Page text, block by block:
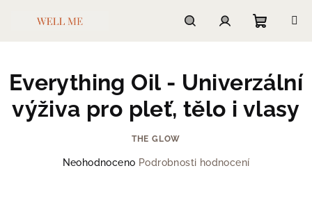
košík
Everything Oil - Univerzální
výživa pro pleť, tělo i vlasy
THE GLOW
Neohodnoceno Podrobnosti hodnocení